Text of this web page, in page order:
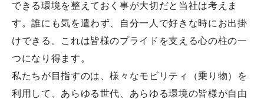
会社案内
できる環境を整えておく事が大切だと当社は考えま
す。誰にも気を遣わず、自分一人で好きな時にお出掛
けできる。これは皆様のプライドを支える心の柱の一
つになり得ます。
私たちが目指すのは、様々なモビリティ（乗り物）を
利用して、あらゆる世代、あらゆる環境の皆様が自由